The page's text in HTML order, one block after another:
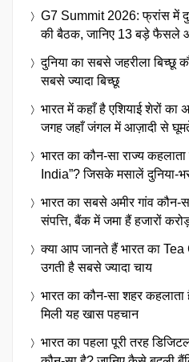
G7 Summit 2026: फ्रांस में
की बैठक, जानिए 13 बड़े फैसले
दुनिया का सबसे जहरीला बिच्छू
सबसे ज्यादा बिच्छू
भारत में कहाँ है एशियाई शेरों का
जगह जहाँ जंगल में आज़ादी से
भारत का कौन-सा राज्य
India”? जिसके मसालें दुनिया-
भारत का सबसे अमीर गांव कौन-
संपत्ति, बैंक में जमा हैं हजारों
क्या आप जानते हैं भारत का Tea
उगती है सबसे ज्यादा चाय
भारत का कौन-सा शहर कहलाता
मिली यह खास पहचान
भारत का पहला पूरी तरह